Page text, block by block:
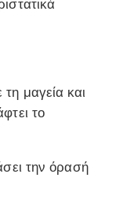
μαγεία και
το
την όρασή